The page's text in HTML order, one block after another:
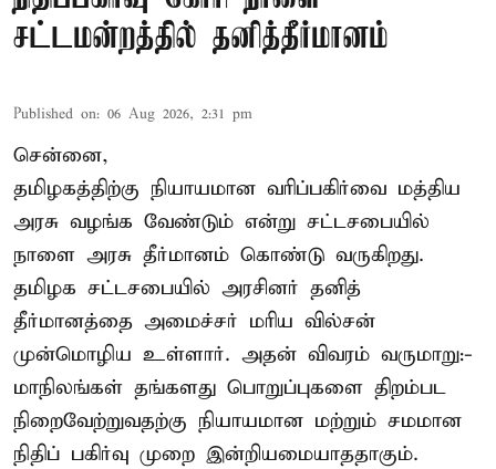
சட்டமன்றத்தில் தனித்தீர்மானம்
Published on: 06 Aug 2026, 2:31 pm
சென்னை,
தமிழகத்திற்கு நியாயமான வரிப்பகிர்வை மத்திய
அரசு வழங்க வேண்டும் என்று சட்டசபையில்
நாளை அரசு தீர்மானம் கொண்டு வருகிறது.
தமிழக சட்டசபையில் அரசினர் தனித்
தீர்மானத்தை அமைச்சர் மரிய வில்சன்
முன்மொழிய உள்ளார். அதன் விவரம் வருமாறு:-
மாநிலங்கள் தங்களது பொறுப்புகளை திறம்பட
நிறைவேற்றுவதற்கு நியாயமான மற்றும் சமமான
நிதிப் பகிர்வு முறை இன்றியமையாததாகும்.